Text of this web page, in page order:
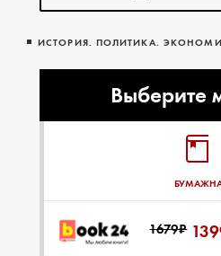
ИСТОРИЯ. ПОЛИТИКА.
Выберите
1679₽